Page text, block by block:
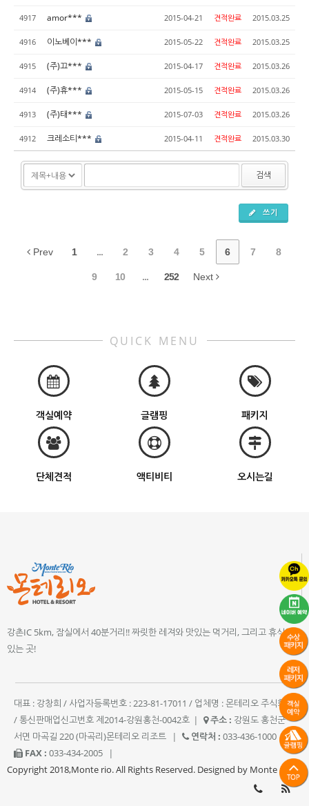
4917 amor*** 2015-04-21 견적완료 2015.03.25
4916 이노베이*** 2015-05-22 견적완료 2015.03.25
4915 (주)끄*** 2015-04-17 견적완료 2015.03.26
4914 (주)휴*** 2015-05-15 견적완료 2015.03.26
4913 (주)태*** 2015-07-03 견적완료 2015.03.26
4912 크레소티*** 2015-04-11 견적완료 2015.03.30
검색
쓰기
Prev 1 ... 2 3 4 5 6 7 8
9 10 ... 252 Next
QUICK MENU
객실예약 글램핑 패키지
단체견적 액티비티 오시는길
강촌IC 5km, 잠실에서 40분거리!! 짜릿한 레져와 맛있는 먹거리, 그리고 휴식이
있는 곳!
대표 : 강창희 / 사업자등록번호 : 223-81-17011 / 업체명 : 몬테리오 주식회사
/ 통신판매업신고번호 제2014-강원홍천-0042호 | 주소 : 강원도 홍천군
서면 마곡길 220 (마곡리)몬테리오 리조트
| 연락처 : 033-436-1000
|
FAX : 033-434-2005
|
Copyright 2018,Monte rio. All Rights Reserved. Designed by Monte rio.